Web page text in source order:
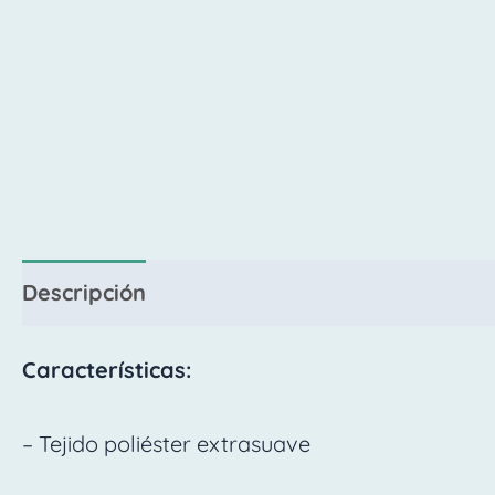
Descripción
Características:
– Tejido poliéster extrasuave